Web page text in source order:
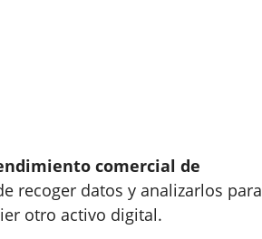
comercial de
recoger datos y analizarlos para
otro activo digital.